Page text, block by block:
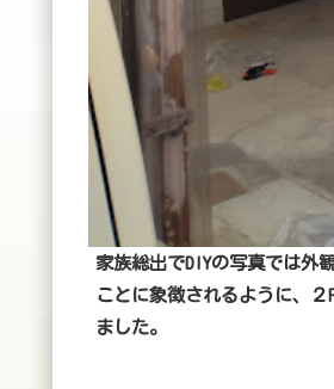
家族総出でDIYの写真では外
ことに象徴されるように、
ました。